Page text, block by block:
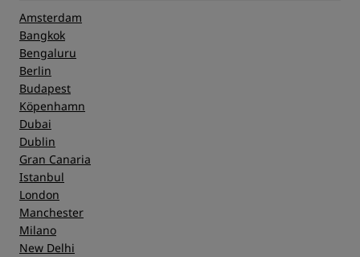
Amsterdam
Bangkok
Bengaluru
Berlin
Budapest
Köpenhamn
Dubai
Dublin
Gran Canaria
Istanbul
London
Manchester
Milano
New Delhi